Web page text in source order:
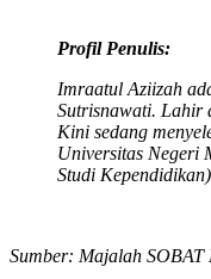
Profil Penulis:
Imraatul Aziizah
Sutrisnawati. Lahir
Kini sedang
Universitas Negeri
Studi
Sumber: Majalah SOBAT